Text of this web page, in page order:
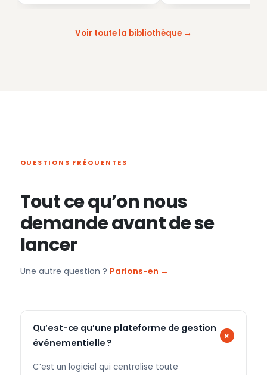
Voir toute la bibliothèque
QUESTIONS FRÉQUENTES
Tout ce qu’on nous
demande avant de se
lancer
Une autre question ? Parlons-en →
Qu’est-ce qu’une plateforme de gestion
événementielle ?
C’est un logiciel qui centralise toute